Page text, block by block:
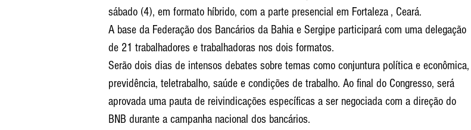
sábado (4), em formato híbrido, com a parte presencial em Fortaleza , Ceará.
A base da Federação dos Bancários da Bahia e Sergipe participará com uma delegação
de 21 trabalhadores e trabalhadoras nos dois formatos.
Serão dois dias de intensos debates sobre temas como conjuntura política e econômica,
previdência, teletrabalho, saúde e condições de trabalho. Ao final do Congresso, será
aprovada uma pauta de reivindicações específicas a ser negociada com a direção do
BNB durante a campanha nacional dos bancários.